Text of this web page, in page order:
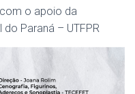
o apoio da
Paraná – UTFPR